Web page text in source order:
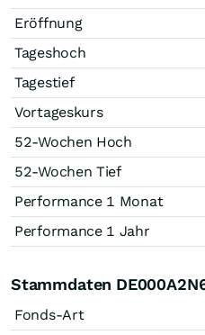
Eröffnung
Tageshoch
Tagestief
Vortageskurs
52-Wochen Hoch
52-Wochen Tief
Performance 1 Monat
Performance 1 Jahr
Stammdaten
Fonds-Art